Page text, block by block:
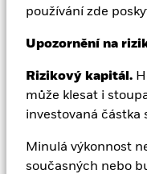
používání zde
Upozornění na
Rizikový kapitál.
může klesat i
investovaná částka
Minulá výkonnost
současných nebo
investice s ohledem
informace. Investice
základě příslušného
správce.
Pro vaši ochranu